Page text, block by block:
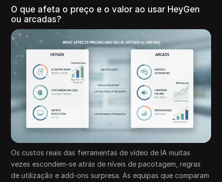
O que afeta o preço e o valor ao usar HeyGen
ou arcadas?
Os custos reais das ferramentas de vídeo de IA muitas
vezes escondem-se atrás de níveis de pacotagem, regras
de utilização e add-ons surpresa. As equipas que comparam